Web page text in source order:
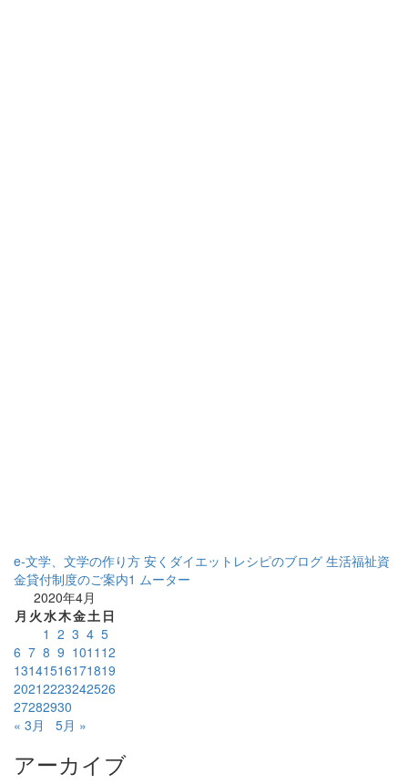
e-文学、文学の作り方 安くダイエットレシピのブログ 生活福祉資
金貸付制度のご案内1 ムーター
2020年4月
月 火水木金土 日
1 2 3 4 5
6 7 8 9 1011 12
13141516171819
20212223242526
27282930
« 3月
5月 »
アーカイブ